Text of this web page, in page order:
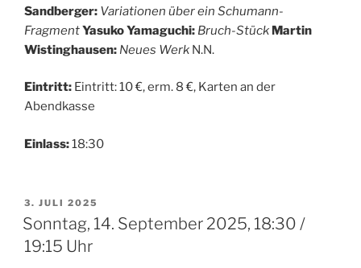
Sandberger: Variationen über ein Schumann-
FragmentYasuko Yamaguchi: Bruch-Stück Martin
Wistinghausen: Neues Werk N.N.
Eintritt: Eintritt: 10 €, erm. 8 €, Karten an der
Abendkasse
Einlass:18:30
VERÖFFENTLICHT
AM
3. JULI 2025
Sonntag, 14. September 2025, 18:30 /
19:15 Uhr